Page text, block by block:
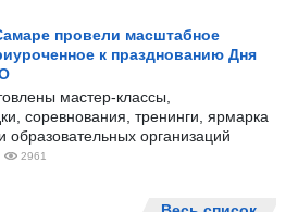
провели масштабное
к празднованию Дня
мастер-классы,
соревнования, тренинги, ярмарка
образовательных организаций
2961